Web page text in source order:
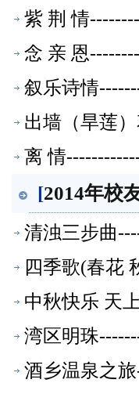
紫 荆 情
念 亲 恩
叙乐诗情
出墙（旱莲
离 情
[2014年校
清浊三步曲
四季歌(春花
中秋快乐 天
湾区明珠
酒乡温泉之